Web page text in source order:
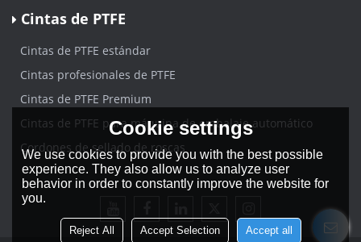
Cintas de PTFE
Cintas de PTFE estándar
Cintas profesionales de PTFE
Cintas de PTFE Premium
Cintas de PTFE para máquina de embalaje automático
Cordones de sellado de roscas
Cookie settings
We use cookies to provide you with the best possible
experience. They also allow us to analyze user
behavior in order to constantly improve the website for
you.
Reject All Accept Selection Accept all